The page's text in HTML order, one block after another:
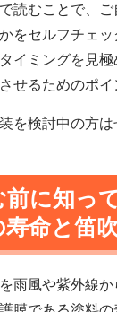
読むことで、
をセルフチェッ
イミングを見極
せるためのポイ
を検討中の方
に知っ
命と笛
雨風や紫外線